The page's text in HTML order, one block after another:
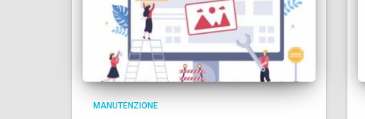
MANUTENZIONE